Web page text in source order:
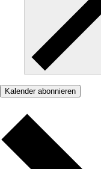
Kalender abonnieren